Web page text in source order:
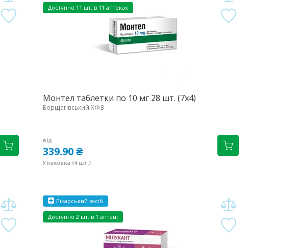
Доступно 11 шт. в 11 аптеках
Монтел таблетки по 10 мг 28 шт. (7х4)
Борщагівський ХФЗ
від
339.90 ₴
Упаковка (4 шт.)
Лікарський засіб
Доступно 2 шт. в 1 аптеці